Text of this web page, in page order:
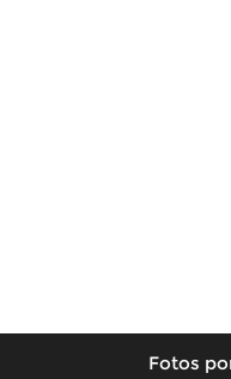
Fotos